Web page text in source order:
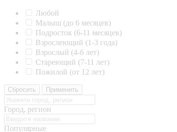
Любой
Малыш (до 6 месяцев)
Подросток (6-11 месяцев)
Взрослеющий (1-3 года)
Взрослый (4-6 лет)
Стареющий (7-11 лет)
Пожилой (от 12 лет)
Сбросить Применить
Город, регион
Популярные